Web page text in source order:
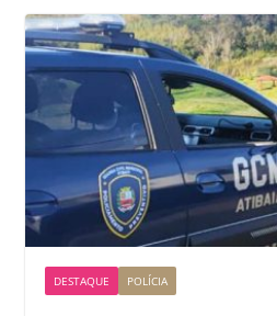
DESTAQUE POLÍCIA